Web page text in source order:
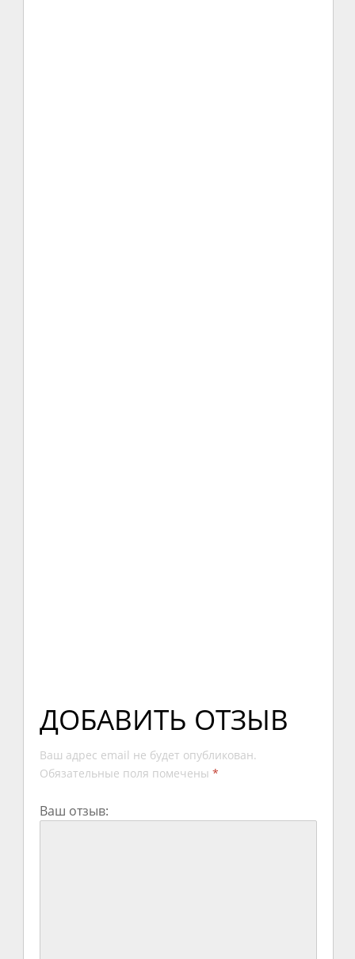
ДОБАВИТЬ ОТЗЫВ
Ваш адрес email не будет опубликован.
Обязательные поля помечены *
Ваш отзыв: